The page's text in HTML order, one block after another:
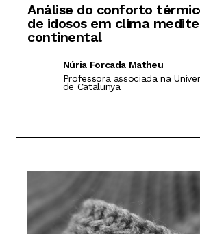
Análise do conforto
de idosos em clima
continental
Núria Forcada Matheu
Professora associada na
de Catalunya